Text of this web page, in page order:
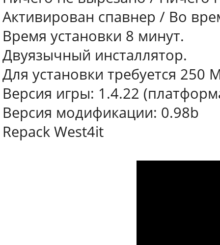
Активирован спавнер / Во
Время установки 8 минут.
Двуязычный инсталлятор.
Для установки требуется
Версия игры: 1.4.22
Версия модификации: 0.98b
Repack West4it